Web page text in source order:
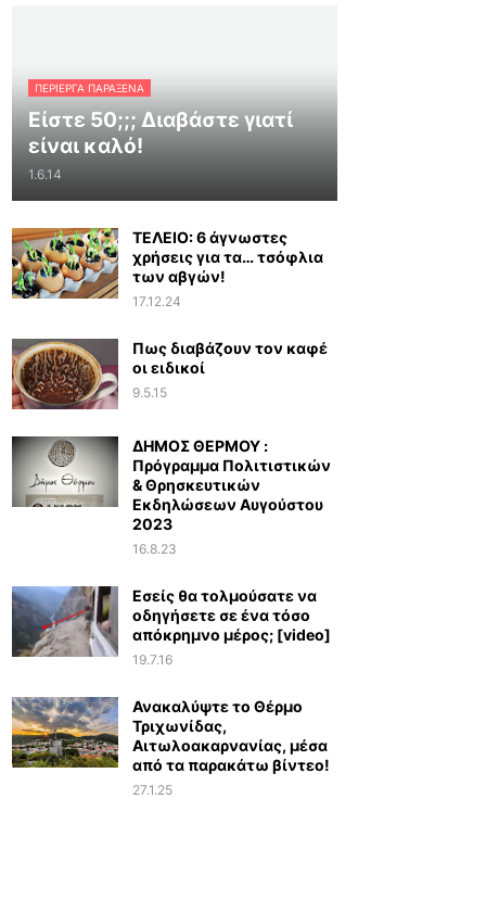
ΠΕΡΊΕΡΓΑ ΠΑΡΆΞΕΝΑ
Είστε 50;;; Διαβάστε γιατί
είναι καλό!
1.6.14
ΤΕΛΕΙΟ: 6 άγνωστες
χρήσεις για τα… τσόφλια
των αβγών!
17.12.24
Πως διαβάζουν τον καφέ
οι ειδικοί
9.5.15
ΔΗΜΟΣ ΘΕΡΜΟΥ :
Πρόγραμμα Πολιτιστικών
& Θρησκευτικών
Εκδηλώσεων Αυγούστου
2023
16.8.23
Εσείς θα τολμούσατε να
οδηγήσετε σε ένα τόσο
απόκρημνο μέρος; [video]
19.7.16
Ανακαλύψτε το Θέρμο
Τριχωνίδας,
Αιτωλοακαρνανίας, μέσα
από τα παρακάτω βίντεο!
27.1.25